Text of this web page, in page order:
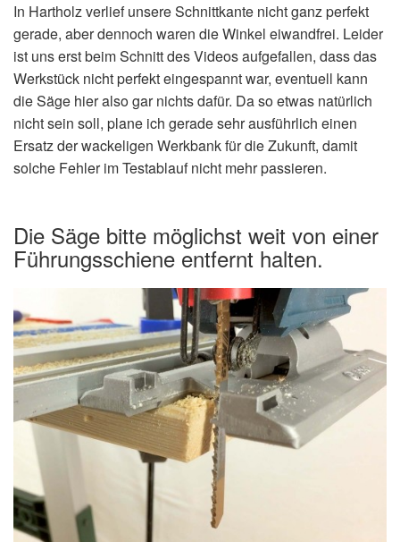
In Hartholz verlief unsere Schnittkante nicht ganz perfekt
gerade, aber dennoch waren die Winkel eiwandfrei. Leider
ist uns erst beim Schnitt des Videos aufgefallen, dass das
Werkstück nicht perfekt eingespannt war, eventuell kann
die Säge hier also gar nichts dafür. Da so etwas natürlich
nicht sein soll, plane ich gerade sehr ausführlich einen
Ersatz der wackeligen Werkbank für die Zukunft, damit
solche Fehler im Testablauf nicht mehr passieren.
Die Säge bitte möglichst weit von einer
Führungsschiene entfernt halten.